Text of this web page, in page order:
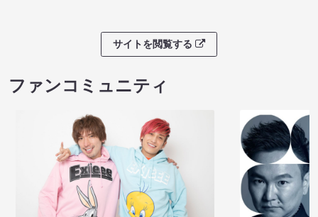
サイトを閲覧する
ファンコミュニティ